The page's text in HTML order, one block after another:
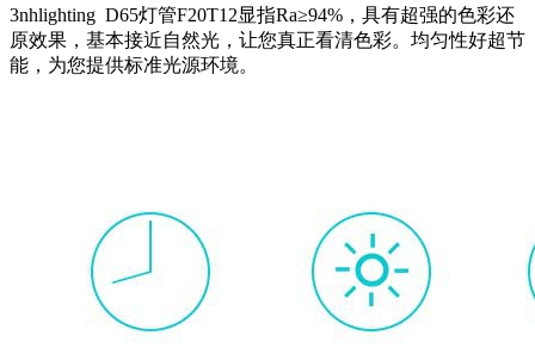
3nhlighting D65灯管F20T12显指Ra≥94%，具有超强的色彩还
原效果，基本接近自然光，让您真正看清色彩。均匀性好超节
能，为您提供标准光源环境。